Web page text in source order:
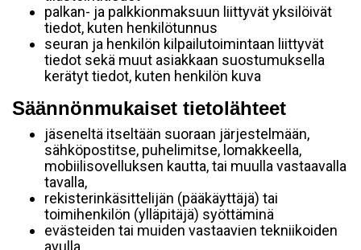
palkan- ja palkkionmaksuun liittyvät yksilöivät
tiedot, kuten henkilötunnus
seuran ja henkilön kilpailutoimintaan liittyvät
tiedot sekä muut asiakkaan suostumuksella
kerätyt tiedot, kuten henkilön kuva
Säännönmukaiset tietolähteet
jäseneltä itseltään suoraan järjestelmään,
sähköpostitse, puhelimitse, lomakkeella,
mobiilisovelluksen kautta, tai muulla vastaavalla
tavalla,
rekisterinkäsittelijän (pääkäyttäjä) tai
toimihenkilön (ylläpitäjä) syöttäminä
evästeiden tai muiden vastaavien tekniikoiden
avulla